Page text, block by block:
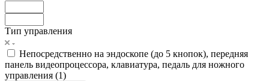
Тип управления
Непосредственно на эндоскопе (до 5 кнопок), передняя
панель видеопроцессора, клавиатура, педаль для ножного
управления (1)